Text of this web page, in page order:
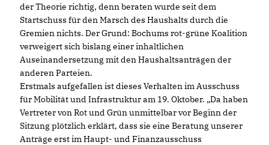
der Theorie richtig, denn beraten wurde seit dem
Startschuss für den Marsch des Haushalts durch die
Gremien nichts. Der Grund: Bochums rot-grüne Koalition
verweigert sich bislang einer inhaltlichen
Auseinandersetzung mit den Haushaltsanträgen der
anderen Parteien.
Erstmals aufgefallen ist dieses Verhalten im Ausschuss
für Mobilität und Infrastruktur am 19. Oktober. „Da haben
Vertreter von Rot und Grün unmittelbar vor Beginn der
Sitzung plötzlich erklärt, dass sie eine Beratung unserer
Anträge erst im Haupt- und Finanzausschuss